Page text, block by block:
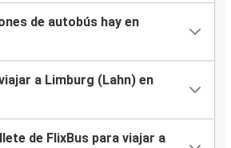
de autobús hay en
a Limburg (Lahn) en
de FlixBus para viajar a